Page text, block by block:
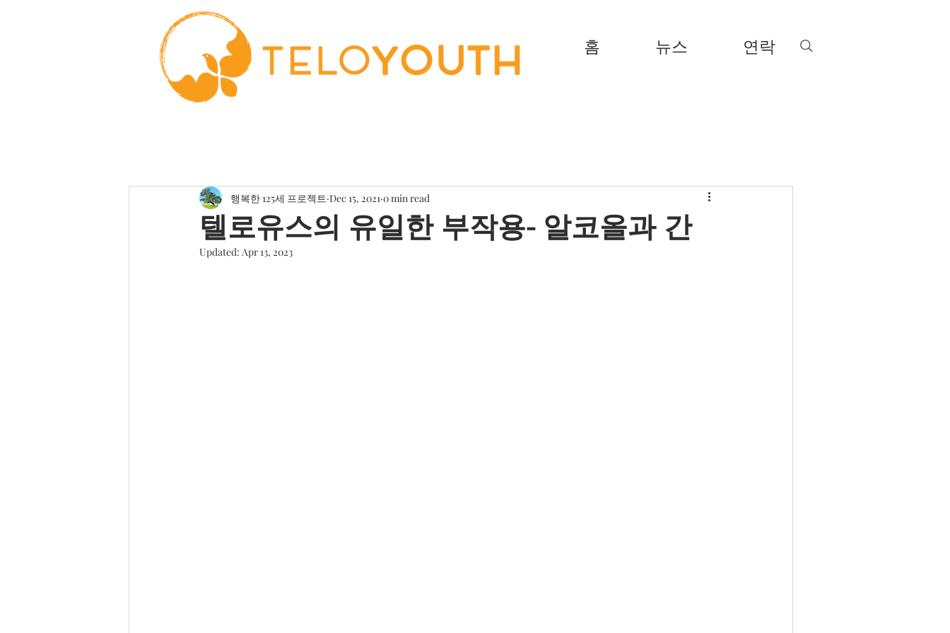
홈 뉴스 연락
텔로유스의 유일한 부작용- 알코올과 간
행복한 125세 프로젝트 Dec 15, 2021 0 min read
Updated: Apr 13, 2023